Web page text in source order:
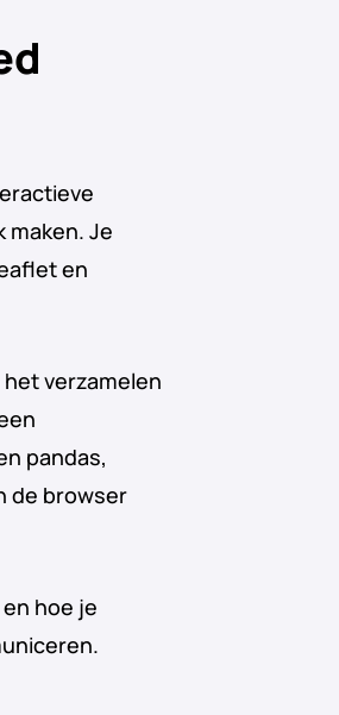
maken. Je
en
verzamelen
pandas,
de browser
hoe je